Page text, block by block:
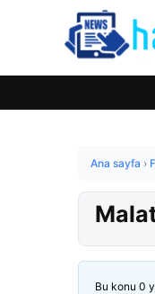
Ana sayfa ›
Bu konu 0